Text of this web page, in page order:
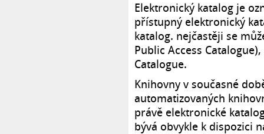
Elektronický katalog je
přístupný elektronický
katalog. nejčastěji se
Public Access
Catalogue.
Knihovny v současné
automatizovaných
právě elektronické
bývá obvykle k dispozici